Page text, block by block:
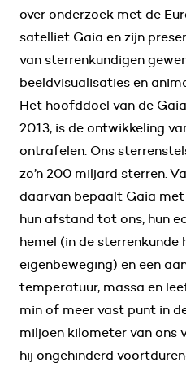
over onderzoek met de
satelliet Gaia en zijn
van sterrenkundigen
beeldvisualisaties en
Het hoofddoel van de
2013, is de ontwikkeling
ontrafelen. Ons
zo’n 200 miljard sterren.
daarvan bepaalt Gaia
hun afstand tot ons, hun
hemel (in de sterrenkunde
eigenbeweging) en een
temperatuur, massa en
min of meer vast punt in
miljoen kilometer van ons
hij ongehinderd